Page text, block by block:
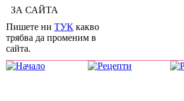
ЗА САЙТА
Пишете ни ТУК какво
трябва да променим в
сайта.